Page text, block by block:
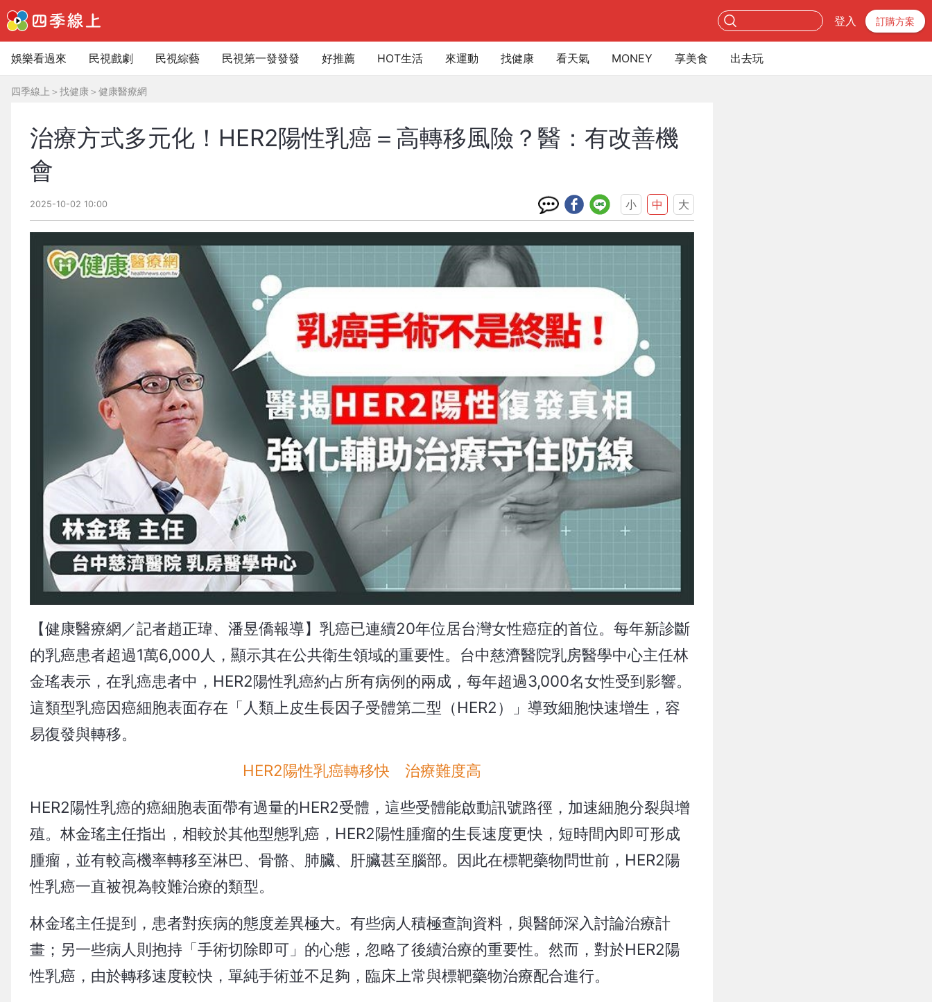
登入 訂購方案
娛樂看過來 民視戲劇 民視綜藝 民視第一發發發 好推薦 HOT生活 來運動 找健康 看天氣 MONEY 享美食 出去玩
四季線上 ＞ 找健康＞ 健康醫療網
治療方式多元化！HER2陽性乳癌＝高轉移風險？醫：有改善機
會
2025-10-02 10:00 小 中 大
【健康醫療網／記者趙正瑋、潘昱僑報導】乳癌已連續20年位居台灣女性癌症的首位。每年新診斷
的乳癌患者超過1萬6,000人，顯示其在公共衛生領域的重要性。台中慈濟醫院乳房醫學中心主任林
金瑤表示，在乳癌患者中，HER2陽性乳癌約占所有病例的兩成，每年超過3,000名女性受到影響。
這類型乳癌因癌細胞表面存在「人類上皮生長因子受體第二型（HER2）」導致細胞快速增生，容
易復發與轉移。
HER2陽性乳癌轉移快 治療難度高
HER2陽性乳癌的癌細胞表面帶有過量的HER2受體，這些受體能啟動訊號路徑，加速細胞分裂與增
殖。林金瑤主任指出，相較於其他型態乳癌，HER2陽性腫瘤的生長速度更快，短時間內即可形成
腫瘤，並有較高機率轉移至淋巴、骨骼、肺臟、肝臟甚至腦部。因此在標靶藥物問世前，HER2陽
性乳癌一直被視為較難治療的類型。
林金瑤主任提到，患者對疾病的態度差異極大。有些病人積極查詢資料，與醫師深入討論治療計
畫；另一些病人則抱持「手術切除即可」的心態，忽略了後續治療的重要性。然而，對於HER2陽
性乳癌，由於轉移速度較快，單純手術並不足夠，臨床上常與標靶藥物治療配合進行。